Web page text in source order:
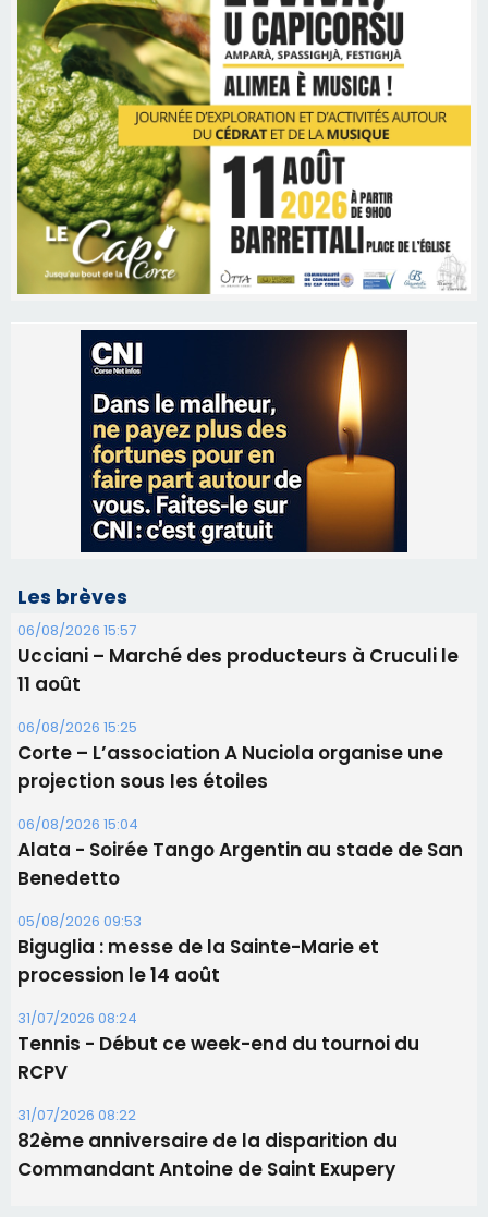
Les brèves
06/08/2026 15:57
Ucciani – Marché des producteurs à Cruculi le
06/08/2026 15:25
Corte – L’association A Nuciola organise une
06/08/2026 15:04
Alata - Soirée Tango Argentin au stade de San
Benedetto
05/08/2026 09:53
Biguglia : messe de la Sainte-Marie et
procession le 14 août
31/07/2026 08:24
Tennis - Début ce week-end du tournoi du
RCPV
31/07/2026 08:22
82ème anniversaire de la disparition du
Commandant Antoine de Saint Exupery
Les plus lus
Satine Nomary est la nouvelle Miss Corse 2026
Éclipse du 12 août : la Corse aux premières loges
d'un spectacle qui ne reviendra pas avant 2081